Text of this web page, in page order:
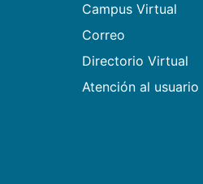
Campus Virtual
Correo
Directorio Virtual
Atención al usuario